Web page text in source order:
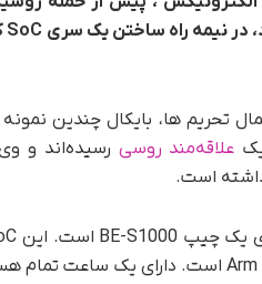
علاقه‌مند روسی رسیده‌اند و
است.